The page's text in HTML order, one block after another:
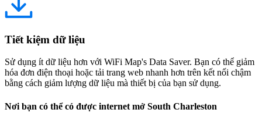
Tiết kiệm dữ liệu
Sử dụng ít dữ liệu hơn với WiFi Map's Data Saver. Bạn có thể giảm
hóa đơn điện thoại hoặc tải trang web nhanh hơn trên kết nối chậm
bằng cách giảm lượng dữ liệu mà thiết bị của bạn sử dụng.
Nơi bạn có thể có được internet mở South Charleston